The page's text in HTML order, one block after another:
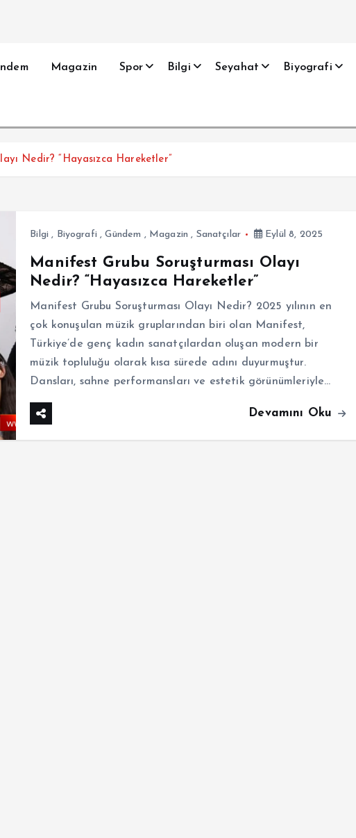
Magazin Spor Bilgi Seyahat Biyografi
Nedir? “Hayasızca Hareketler”
Bilgi , Biyografi ,Gündem , Magazin , Sanatçılar Eylül 8, 2025
Manifest Grubu Soruşturması Olayı
Nedir? “Hayasızca Hareketler”
Manifest Grubu Soruşturması Olayı Nedir? 2025 yılının en
çok konuşulan müzik gruplarından biri olan Manifest,
Türkiye’de genç kadın sanatçılardan oluşan modern bir
müzik topluluğu olarak kısa sürede adını duyurmuştur.
Dansları, sahne performansları ve estetik görünümleriyle…
Devamını Oku